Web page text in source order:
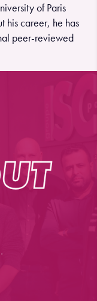
of Paris
his career, he has
peer-reviewed